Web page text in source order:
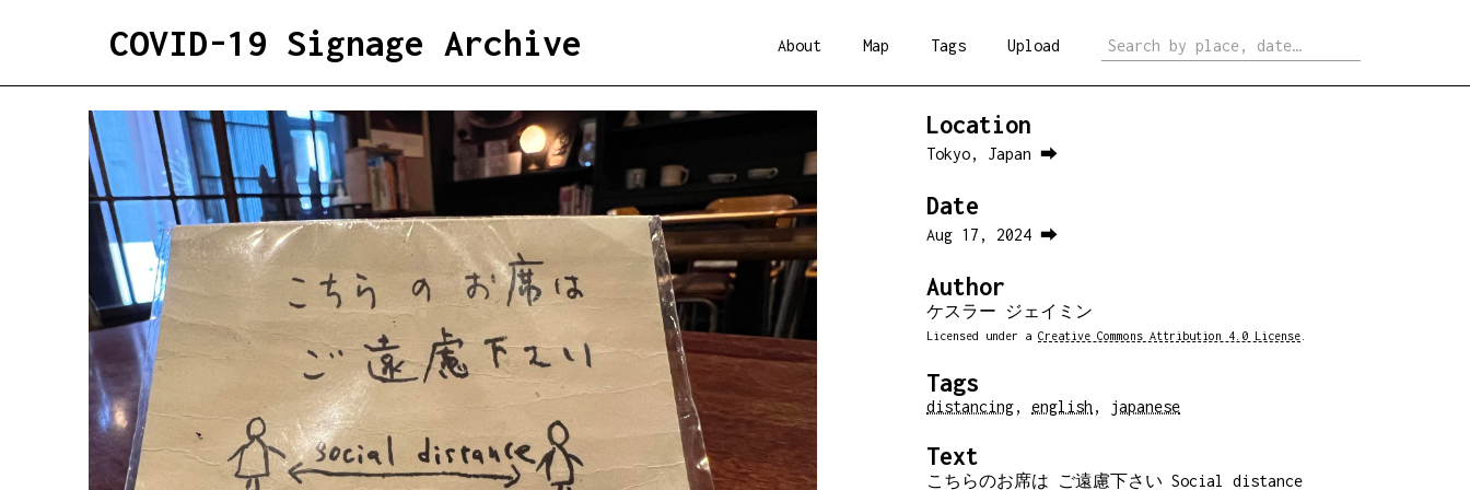
COVID-19 Signage Archive About Map Tags Upload
Location
Tokyo, Japan ⮕
Date
Aug 17, 2024 ⮕
Author
ケスラー ジェイミン
Licensed under aCreative Commons Attribution 4.0 License
Tags
distancing,english , japanese
Text
こちらのお席は ご遠慮下さい Social distance